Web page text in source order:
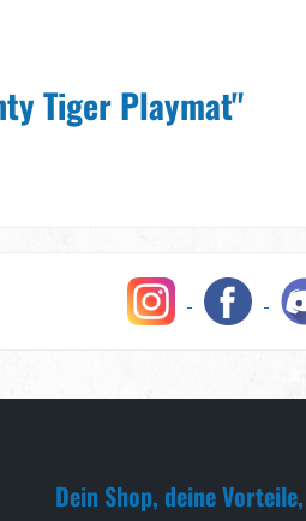
Tiger Playmat"
Dein Shop, deine